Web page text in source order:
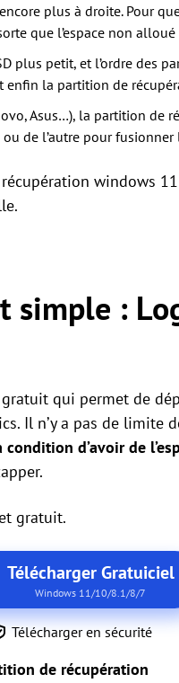
plus à droite. Pour
que l’espace non
plus petit, et l’ordre des
enfin la partition de
Asus…), la partition de
de l’autre pour fusionner
windows
simple :
qui permet de
Il n’y a pas de limite
condition d’avoir de
gratuit.
Télécharger Gratuiciel
Windows 11/10/8.1/8/7
Télécharger en sécurité
de récupération